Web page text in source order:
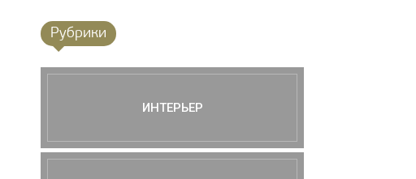
Рубрики
ИНТЕРЬЕР